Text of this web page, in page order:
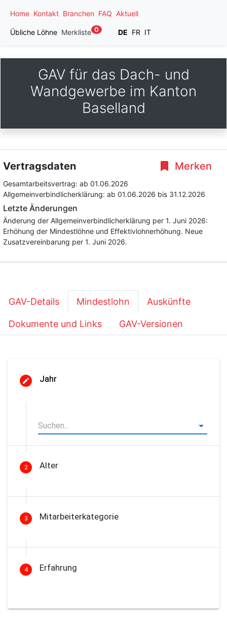
Home Kontakt Branchen FAQ Aktuell
Übliche Löhne Merkliste 0 DE FR IT
GAV für das Dach- und
Wandgewerbe im Kanton
Baselland
Merken
Vertragsdaten
Gesamtarbeitsvertrag: ab 01.06.2026
Allgemeinverbindlicherklärung: ab 01.06.2026 bis 31.12.2026
Letzte Änderungen
Änderung der Allgemeinverbindlicherklärung per 1. Juni 2026:
Erhöhung der Mindestlöhne und Effektivlohnerhöhung. Neue
Zusatzvereinbarung per 1. Juni 2026.
GAV-Details Mindestlohn Auskünfte
Dokumente und Links GAV-Versionen
Jahr
2 Alter
3 Mitarbeiterkategorie
4 Erfahrung